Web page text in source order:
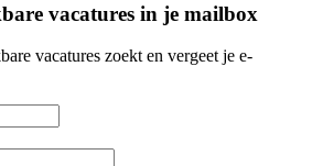
vacatures in je mailbox
vacatures zoekt en vergeet je e-